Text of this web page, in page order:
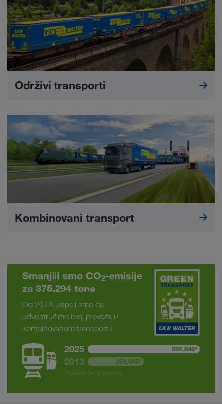
Održivi transporti
Kombinovani transport
Smanjili smo CO2-emisije
za 375.294 tone
Od 2013. uspeli smo da
udvostručimo broj prevoza u
kombinovanom transportu.
2025 592.848*
2013
254,045*
*Količina (broj) prevoza